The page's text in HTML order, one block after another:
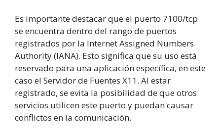
Es importante destacar que el puerto 7100/tcp
se encuentra dentro del rango de puertos
registrados por la Internet Assigned Numbers
Authority (IANA). Esto significa que su uso está
reservado para una aplicación específica, en este
caso el Servidor de Fuentes X11. Al estar
registrado, se evita la posibilidad de que otros
servicios utilicen este puerto y puedan causar
conflictos en la comunicación.